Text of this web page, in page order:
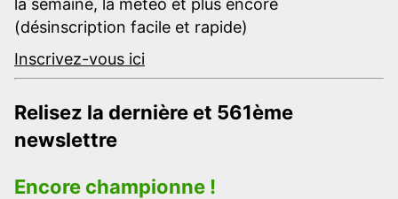
la semaine, la météo et plus encore
(désinscription facile et rapide)
Inscrivez-vous ici
Relisez la dernière et 561ème
newslettre
Encore championne !